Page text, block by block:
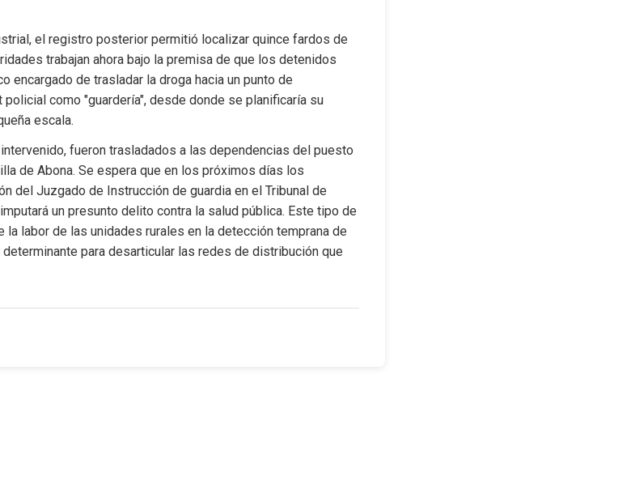
el registro posterior permitió localizar quince fardos de
trabajan ahora bajo la premisa de que los detenidos
encargado de trasladar la droga hacia un punto de
como "guardería", desde donde se planificaría su
escala.
fueron trasladados a las dependencias del puesto
de Abona. Se espera que en los próximos días los
del Juzgado de Instrucción de guardia en el Tribunal de
un presunto delito contra la salud pública. Este tipo de
la labor de las unidades rurales en la detección temprana de
para desarticular las redes de distribución que